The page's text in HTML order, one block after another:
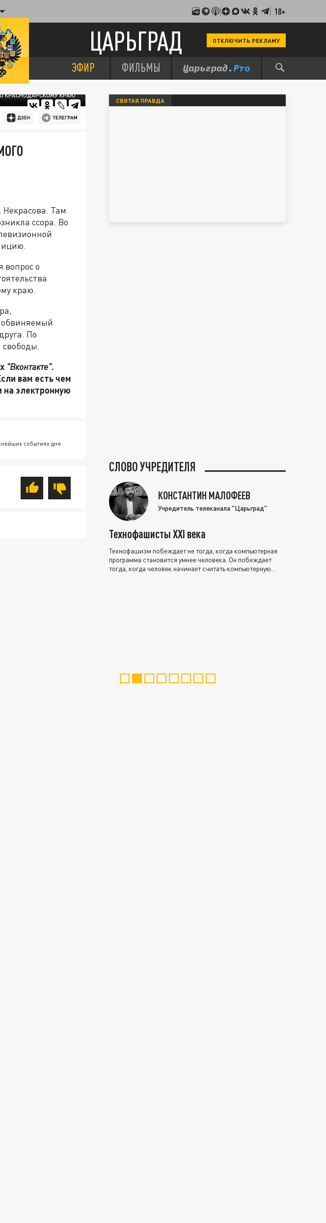
18+
ЦАРЬГРАД ОТКЛЮЧИТЬ РЕКЛАМУ
ЭФИР ФИЛЬМЫ
КРАСНОДАРСКОМУ КРАЮ
Некрасова. Там
ссора. Во
вопрос о
краю.
обвиняемый
По
"Вконтакте".
вам есть чем
на электронную
событиях дня.
СВЯТАЯ ПРАВДА
СЛОВО УЧРЕДИТЕЛЯ
КОНСТАНТИН МАЛОФЕЕВ
Учредитель телеканала "Царьград"
Технофашисты XXI века
Технофашизм побеждает не тогда, когда компьютерная
программа становится умнее человека. Он побеждает
тогда, когда человек начинает считать компьютерную